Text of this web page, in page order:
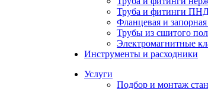
Труба и фитинги
Фланцевая и
Трубы из сшитого
Электромагнитные
Инструменты и расходники
Услуги
Подбор и монтаж